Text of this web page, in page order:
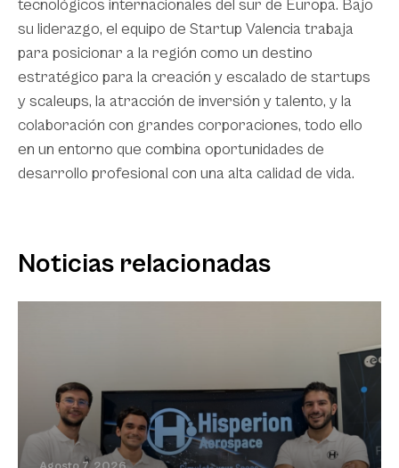
tecnológicos internacionales del sur de Europa. Bajo
su liderazgo, el equipo de Startup Valencia trabaja
para posicionar a la región como un destino
estratégico para la creación y escalado de startups
y scaleups, la atracción de inversión y talento, y la
colaboración con grandes corporaciones, todo ello
en un entorno que combina oportunidades de
desarrollo profesional con una alta calidad de vida.
Noticias relacionadas